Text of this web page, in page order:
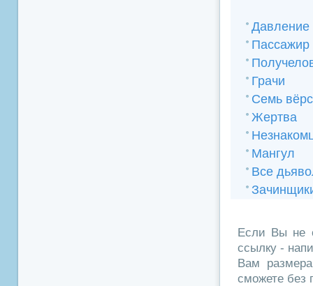
Давление
Пассажир
Грачи
Семь
Жертва
Мангул
Все
Если Вы не
ссылку -
Вам
сможете без